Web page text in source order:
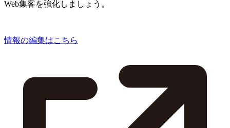
Web集客を強化しましょう。
情報の編集はこちら